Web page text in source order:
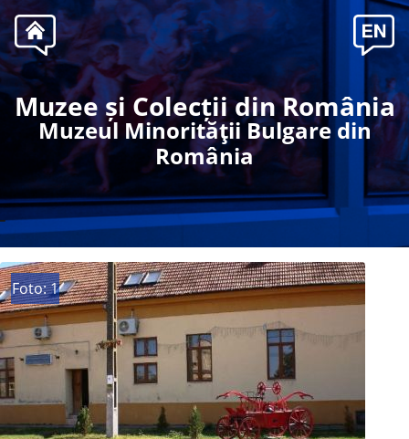
Muzee și Colecții din România
Muzeul Minorităţii Bulgare din
România
Foto: 1